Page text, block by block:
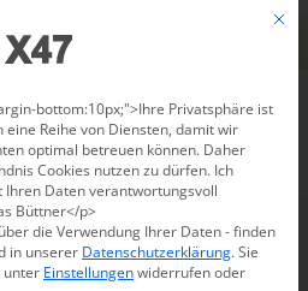
X47@X47.com
Mit
bottom:10px;">Ihre Privatsphäre ist
Reihe von Diensten, damit wir
optimal betreuen können. Daher
Cookies nutzen zu dürfen. Ich
Daten verantwortungsvoll
Büttner</p>
die Verwendung Ihrer Daten - finden
in unserer Datenschutzerklärung.Sie
unter Einstellungenwiderrufen oder